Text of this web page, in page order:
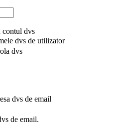
dvs
dvs de utilizator
dvs
dvs de email
de email.